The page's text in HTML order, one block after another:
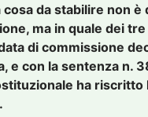
cosa da stabilire non è
ma in quale dei
di commissione
e con la sentenza n.
ha riscritto